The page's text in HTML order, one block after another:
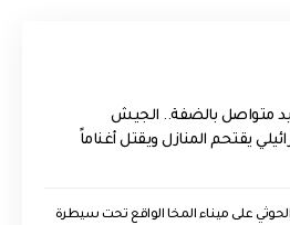
متواصل بالضفة.. الجيش
يقتحم المنازل ويقتل أغناماً
على ميناء المخا الواقع تحت سيطرة